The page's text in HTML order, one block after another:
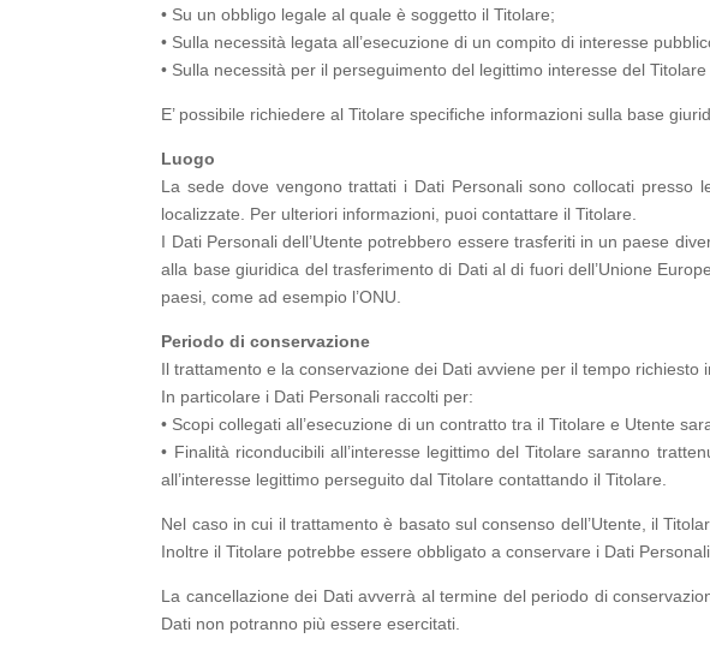
• Su un obbligo legale al quale è soggetto il Titolare;
• Sulla necessità legata all’esecuzione di un compito di interesse
• Sulla necessità per il perseguimento del legittimo interesse del Titolare
E’ possibile richiedere al Titolare specifiche informazioni sulla base
Luogo
La sede dove vengono trattati i Dati Personali sono collocati
localizzate. Per ulteriori informazioni, puoi contattare il Titolare.
I Dati Personali dell’Utente potrebbero essere trasferiti in un paese
alla base giuridica del trasferimento di Dati al di fuori dell’Unione
paesi, come ad esempio l’ONU.
Periodo di conservazione
Il trattamento e la conservazione dei Dati avviene per il tempo richiesto
In particolare i Dati Personali raccolti per:
• Scopi collegati all’esecuzione di un contratto tra il Titolare e Utente
• Finalità riconducibili all’interesse legittimo del Titolare saranno
all’interesse legittimo perseguito dal Titolare contattando il Titolare.
Nel caso in cui il trattamento è basato sul consenso dell’Utente, il
Inoltre il Titolare potrebbe essere obbligato a conservare i Dati
La cancellazione dei Dati avverrà al termine del periodo di
Dati non potranno più essere esercitati.